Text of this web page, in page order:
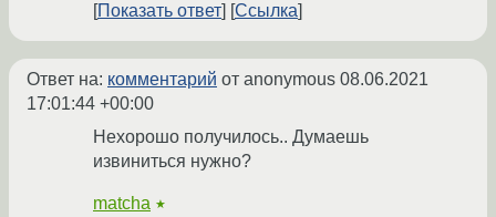
Показать ответ
Ссылка
Ответ на: комментарий от anonymous 08.06.2021
17:01:44 +00:00
Нехорошо получилось.. Думаешь
извиниться нужно?
matcha ★